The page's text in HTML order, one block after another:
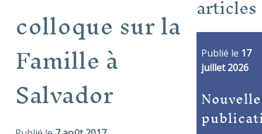
colloque sur la
Famille à
Salvador
articles
Publié le 17
juillet 2026
Nouvelle